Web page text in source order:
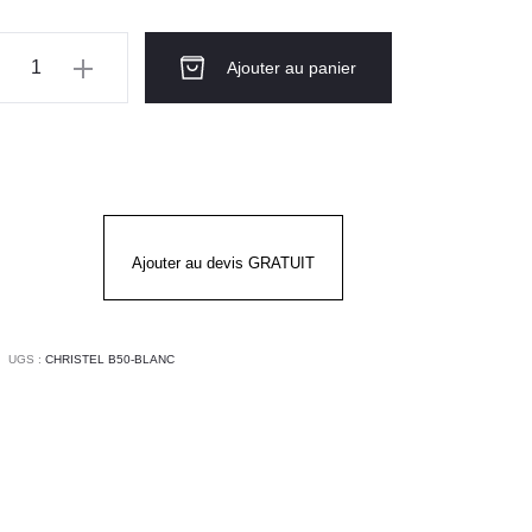
Ajouter au panier
Ajouter au devis GRATUIT
UGS : CHRISTEL B50-BLANC